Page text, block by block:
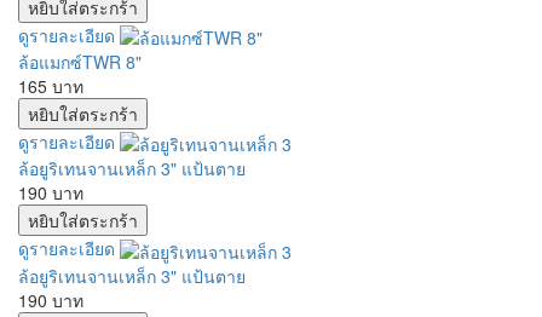
ดูรายละเอียด
ล้อแมกซ์TWR 8"
165 บาท
ดูรายละเอียด
ล้อยูริเทนจานเหล็ก 3" แป้นตาย
190 บาท
ดูรายละเอียด
ล้อยูริเทนจานเหล็ก 3" แป้นตาย
190 บาท